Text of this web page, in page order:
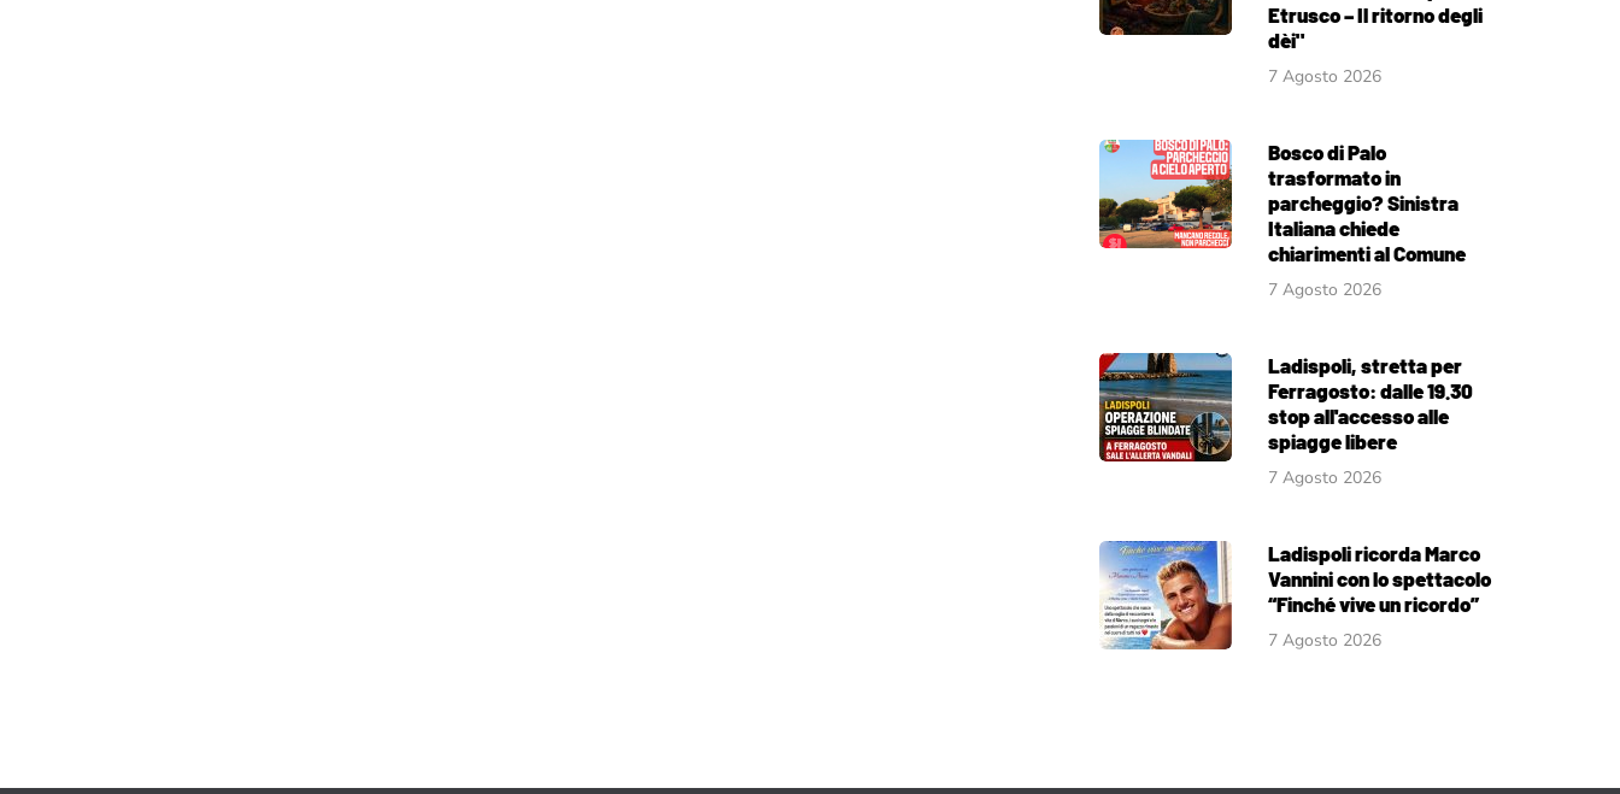
Etrusco – Il ritorno degli
dèi"
7 Agosto 2026
Bosco di Palo
trasformato in
parcheggio? Sinistra
Italiana chiede
chiarimenti al Comune
7 Agosto 2026
Ladispoli, stretta per
Ferragosto: dalle 19.30
stop all'accesso alle
spiagge libere
7 Agosto 2026
Ladispoli ricorda Marco
Vannini con lo spettacolo
“Finché vive un ricordo”
7 Agosto 2026